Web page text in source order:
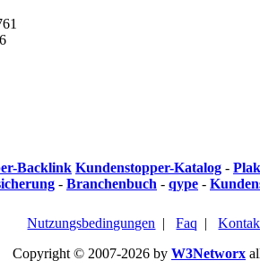
Backlink Kundenstopper-Katalog -
- Branchenbuch - qype -
Nutzungsbedingungen |Faq |
Copyright © 2007-2026 by W3Networx